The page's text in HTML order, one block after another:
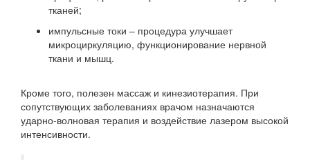
тканей;
импульсные токи – процедура улучшает
микроциркуляцию, функционирование нервной
ткани и мышц.
Кроме того, полезен массаж и кинезиотерапия. При
сопутствующих заболеваниях врачом назначаются
ударно-волновая терапия и воздействие лазером высокой
интенсивности.